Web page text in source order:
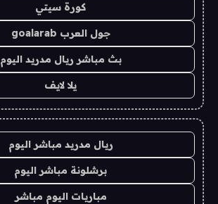
كورة سيتي
جول العرب goalarab
بث مباشر ريال مدريد اليوم
يلا لايف
ريال مدريد مباشر اليوم
برشلونة مباشر اليوم
مباريات اليوم مباشر